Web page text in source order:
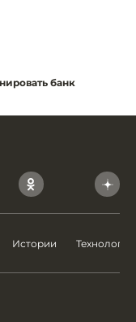
банк
Истории Технологии